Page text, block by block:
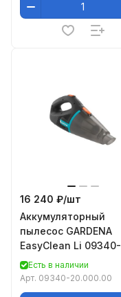
16 240 ₽/шт
Аккумуляторный
пылесос GARDENA
EasyClean Li 09340-
20.000.00
Есть в наличии
Арт. 09340-20.000.00